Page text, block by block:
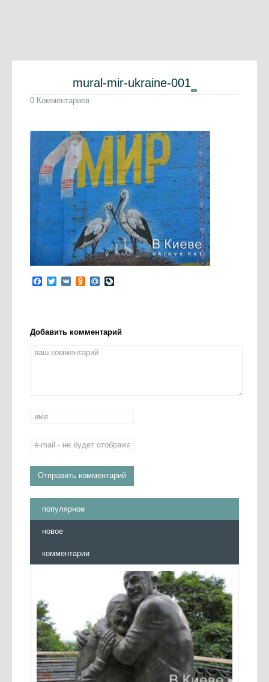
mural-mir-ukraine-001
0 Комментариев
Facebook
Twitter
VK Odnoklassniki
Mail.Ru
Добавить комментарий
популярное
новое
комментарии